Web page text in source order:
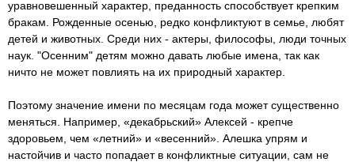
уравновешенный характер, преданность способствует крепким
бракам. Рожденные осенью, редко конфликтуют в семье, любят
детей и животных. Среди них - актеры, философы, люди точных
наук. "Осенним" детям можно давать любые имена, так как
ничто не может повлиять на их природный характер.
Поэтому значение имени по месяцам года может существенно
меняться. Например, «декабрьский» Алексей - крепче
здоровьем, чем «летний» и «весенний». Алешка упрям и
настойчив и часто попадает в конфликтные ситуации, сам не